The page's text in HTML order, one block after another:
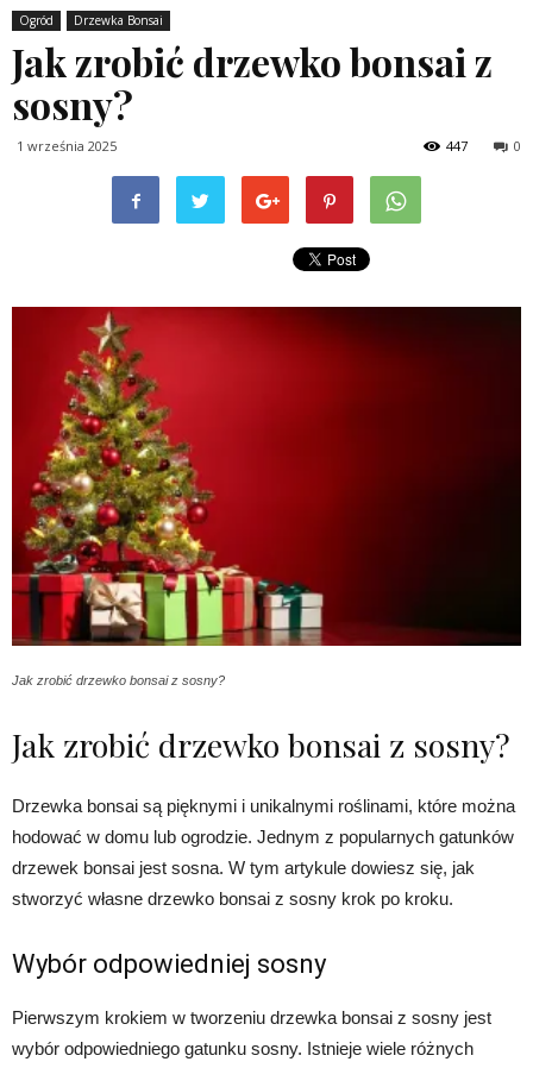
Ogród Drzewka Bonsai
Jak zrobić drzewko bonsai z
sosny?
1 września 2025 0
447
Jak zrobić drzewko bonsai z sosny?
Jak zrobić drzewko bonsai z sosny?
Drzewka bonsai są pięknymi i unikalnymi roślinami, które można
hodować w domu lub ogrodzie. Jednym z popularnych gatunków
drzewek bonsai jest sosna. W tym artykule dowiesz się, jak
stworzyć własne drzewko bonsai z sosny krok po kroku.
Wybór odpowiedniej sosny
Pierwszym krokiem w tworzeniu drzewka bonsai z sosny jest
wybór odpowiedniego gatunku sosny. Istnieje wiele różnych